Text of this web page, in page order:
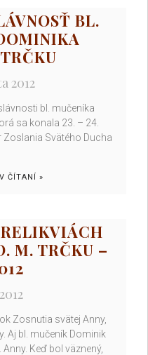
BL.
2012
bl. mučeníka
sa konala 23. – 24.
Zoslania Svätého Ducha
ČÍTANÍ »
M. TRČKU –
Zosnutia svätej Anny,
Aj bl. mučeník Dominik
Keď bol väznený,